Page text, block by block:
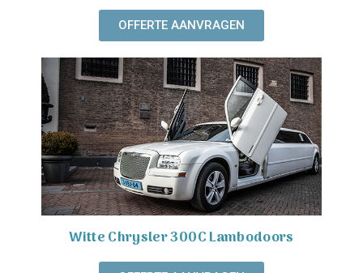
OFFERTE AANVRAGEN
Witte Chrysler 300C Lambodoors